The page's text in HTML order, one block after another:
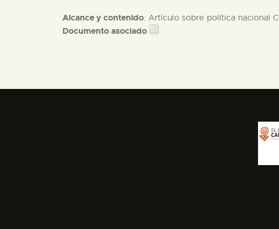
Alcance y contenido: Artículo sobre política nacional
Documento asociado